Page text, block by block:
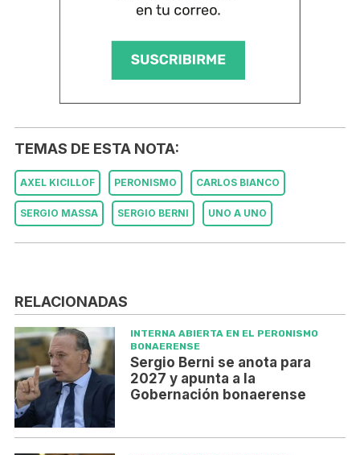
TEMAS DE ESTA NOTA:
AXEL KICILLOF PERONISMO CARLOS BIANCO
SERGIO MASSA SERGIO BERNI UNO A UNO
RELACIONADAS
INTERNA ABIERTA EN EL PERONISMO
BONAERENSE
Sergio Berni se anota para
2027 y apunta a la
Gobernación bonaerense